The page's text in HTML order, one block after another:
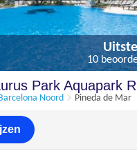
10
Park Aquapark
Noord Pineda de Mar
10